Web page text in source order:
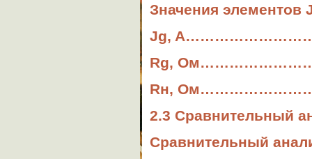
Значения
Jg,
Rg,
Rн,
2.3 Сравнительный
Сравнительный